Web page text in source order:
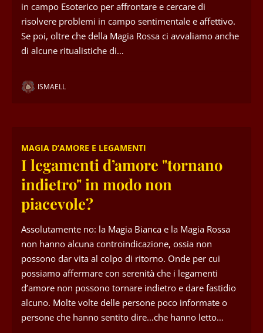
in campo Esoterico per affrontare e cercare di
risolvere problemi in campo sentimentale e affettivo.
Se poi, oltre che della Magia Rossa ci avvaliamo anche
di alcune ritualistiche di…
ISMAELL
MAGIA D’AMORE E LEGAMENTI
I legamenti d’amore "tornano
indietro" in modo non
piacevole?
Assolutamente no: la Magia Bianca e la Magia Rossa
non hanno alcuna controindicazione, ossia non
possono dar vita al colpo di ritorno. Onde per cui
possiamo affermare con serenità che i legamenti
d’amore non possono tornare indietro e dare fastidio
alcuno. Molte volte delle persone poco informate o
persone che hanno sentito dire…che hanno letto…